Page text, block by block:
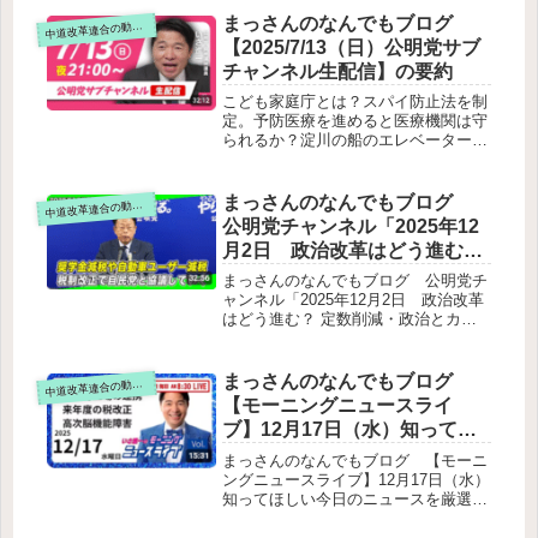
中道動画 】をテキスト要約
治ニュース / 生配信 / 中道動画 】をテ
キスト要約冒頭の雑談・配信トラブル
本題：皇室典範改正の議論状況の解説
（メインテーマ）最大の争点：養子で
来た男系男子の子どもの「皇位継承
権」中道の立場：付帯決議で担保すべ
き歴史的補足国会のその他の動き党ポ
スターの決定雑談（体調・季節の話）
中道改革連合の動画をテキスト要約
まっさんのなんでもブログ
【2025/7/13（日）公明党サブ
チャンネル生配信】の要約
こども家庭庁とは？スパイ防止法を制
定。予防医療を進めると医療機関は守
られるか？淀川の船のエレベーターの
屋経由で米国の輸出のことを詳しく教
えてください。国家像を語ってくださ
い。公明党の災害時に避難所が停電し
た場合の熱効率はなどの意見を聞かせ
てほしい。私は小学校教員です。発達
紹介者でもあります。お願いがありま
す。 私は車の事故をこしやすいで
す。車の発達障害者の多くの人に当て
料がとても高くなりやすいのです。生
活のために使っている車です。手放せ
ません。車の保険料上昇減する仕組み
を作ってください。インボイスについ
て
中道改革連合の動画をテキスト要約
まっさんのなんでもブログ
公明党チャンネル「2025年12
月2日 政治改革はどう進む？
定数削減・政治とカネ・税制
を公明党が語る」をテキスト
要約
まっさんのなんでもブログ 公明党チ
ャンネル「2025年12月2日 政治改革
はどう進む？ 定数削減・政治とカ
なる「定数削減」「政治とカネ」「税
制改正」など、国政の重要課題につい
て最新の見解をお伝えしました。不祥
事対応と政党ガバナンス税制改正への
立場定数削減と選挙制度改革政治とカ
ネ（企業・団体献金規制）野党連携と
「中道改革」路線補正予算への対応水
俣病救済法案への立場総合まとめ政治
中道改革連合の動画をテキスト要約
まっさんのなんでもブログ
【モーニングニュースライ
ブ】12月17日（水）知ってほ
しい今日のニュースを厳選！
いさ進一が生解説する新聞情
報 ・ ニュースチェック【 10分
まっさんのなんでもブログ 【モーニ
ングニュースライブ】12月17日（水）
知ってほしい今日のニュースを厳選！